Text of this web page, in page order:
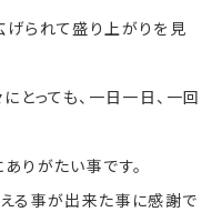
られて盛り上がりを見
とっても、一日一日、一回
りがたい事です。
る事が出来た事に感謝で